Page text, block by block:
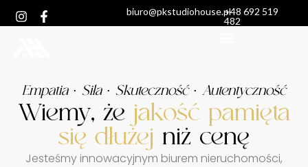
biuro@pkstudiohouse.pl+48 692 519
482
Empatia ∙ Siła ∙ Skuteczność ∙ Autentyczność
Wiemy, że jakość pamięta
się dłużej niż cenę
Jesteśmy innowacyjnym biurem nieruchomości,